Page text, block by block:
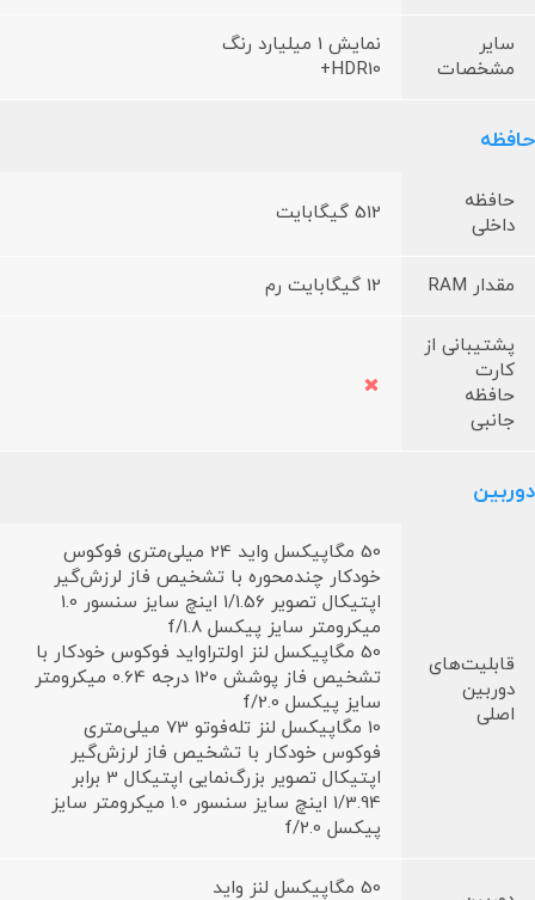
سایر
مشخصات
نمایش 1 میلیارد رنگ
HDR10+
حافظه
حافظه
داخلی
512 گیگابایت
مقدار RAM 12 گیگابایت رم
پشتیبانی از
کارت
حافظه
جانبی
دوربین
قابلیت‌های
دوربین
اصلی
50 مگاپیکسل واید 24 میلی‌متری فوکوس
خودکار چندمحوره با تشخیص فاز لرزش‌گیر
اپتیکال تصویر 1/1.56 اینچ سایز سنسور 1.0
میکرومتر سایز پیکسل f/1.8
50 مگاپیکسل لنز اولتراواید فوکوس خودکار با
تشخیص فاز پوشش 120 درجه 0.64 میکرومتر
سایز پیکسل f/2.0
10 مگاپیکسل لنز تله‌فوتو 73 میلی‌متری
فوکوس خودکار با تشخیص فاز لرزش‌گیر
اپتیکال تصویر بزرگ‌نمایی اپتیکال 3 برابر
1/3.94 اینچ سایز سنسور 1.0 میکرومتر سایز
پیکسل f/2.0
50 مگاپیکسل لنز واید